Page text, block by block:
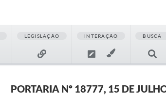
LEGISLAÇÃO INTERAÇÃO BUSCA
PORTARIA Nº 18777, 15 DE